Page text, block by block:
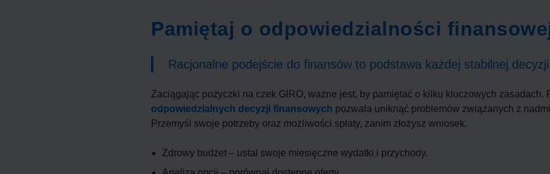
Pamiętaj o odpowiedzialności
Racjonalne podejście do finansów to podstawa każdej stabilnej
Zaciągając pożyczki na czek GIRO, ważne jest, by pamiętać o kilku kluczowych zasadach.
odpowiedzialnych decyzji finansowych pozwala uniknąć problemów związanych z
Przemyśl swoje potrzeby oraz możliwości spłaty, zanim złożysz wniosek.
Zdrowy budżet – ustal swoje miesięczne wydatki i przychody.